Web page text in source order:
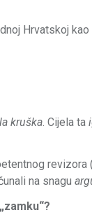
Hrvatskoj
kruška. Cijela ta
na snagu